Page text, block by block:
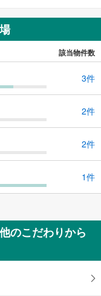
該当物件数
3件
2件
2件
1件
のこだわりから